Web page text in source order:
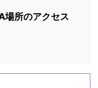
場所のアクセス